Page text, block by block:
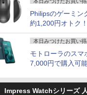
Philipsのゲーミン
約1,200円オトク！
本日みつけたお買い
モトローラのスマ
7,000円で購入可
Impress Watchシリーズ